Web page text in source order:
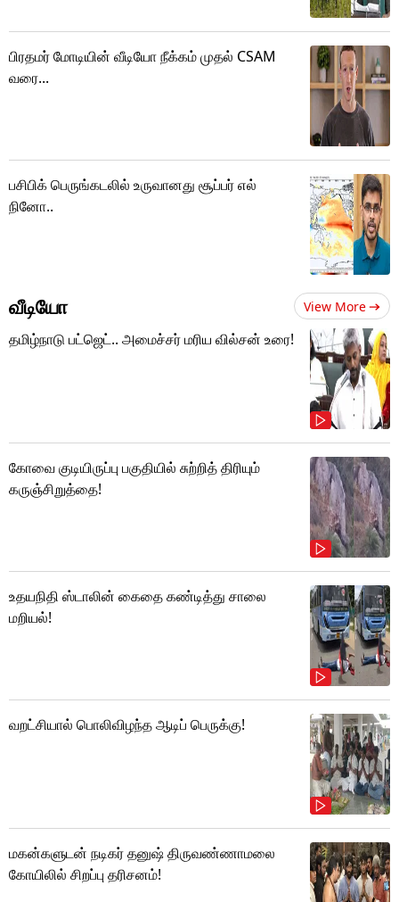
பிரதமர் மோடியின் வீடியோ நீக்கம் முதல் CSAM
வரை...
பசிபிக் பெருங்கடலில் உருவானது சூப்பர் எல்
நினோ..
வீடியோ View More
தமிழ்நாடு பட்ஜெட்.. அமைச்சர் மரிய வில்சன் உரை!
கோவை குடியிருப்பு பகுதியில் சுற்றித் திரியும்
கருஞ்சிறுத்தை!
உதயநிதி ஸ்டாலின் கைதை கண்டித்து சாலை
மறியல்!
வறட்சியால் பொலிவிழந்த ஆடிப் பெருக்கு!
மகன்களுடன் நடிகர் தனுஷ் திருவண்ணாமலை
கோயிலில் சிறப்பு தரிசனம்!